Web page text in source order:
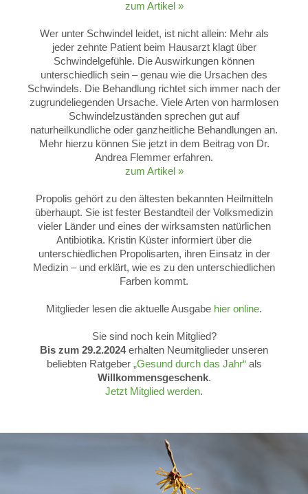
zum Artikel »
Wer unter Schwindel leidet, ist nicht allein: Mehr als
jeder zehnte Patient beim Hausarzt klagt über
Schwindelgefühle. Die Auswirkungen können
unterschiedlich sein – genau wie die Ursachen des
Schwindels. Die Behandlung richtet sich immer nach der
zugrundeliegenden Ursache. Viele Arten von harmlosen
Schwindelzuständen sprechen gut auf
naturheilkundliche oder ganzheitliche Behandlungen an.
Mehr hierzu können Sie jetzt in dem Beitrag von Dr.
Andrea Flemmer erfahren.
zum Artikel »
Propolis gehört zu den ältesten bekannten Heilmitteln
überhaupt. Sie ist fester Bestandteil der Volksmedizin
vieler Länder und eines der wirksamsten natürlichen
Antibiotika. Kristin Küster informiert über die
unterschiedlichen Propolisarten, ihren Einsatz in der
Medizin – und erklärt, wie es zu den unterschiedlichen
Farben kommt.
Mitglieder lesen die aktuelle Ausgabe hier online.
Sie sind noch kein Mitglied?
Bis zum 29.2.2024erhalten Neumitglieder unseren
beliebten Ratgeber „Gesund durch das Jahr“als
Willkommensgeschenk.
Jetzt Mitglied werden.